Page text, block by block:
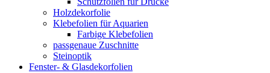
Holzdekorfolie
Klebefolien für Aquarien
Farbige Klebefolien
passgenaue Zuschnitte
Steinoptik
Fenster- & Glasdekorfolien